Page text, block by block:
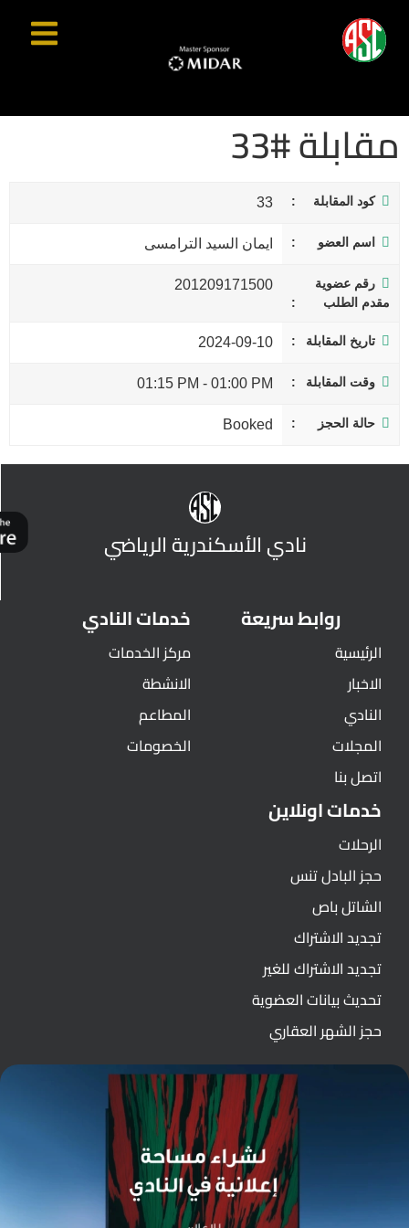
مقابلة #33
كود المقابلة 33
اسم العضو ايمان السيد الترامسى
رقم عضوية
مقدم الطلب
201209171500
تاريخ المقابلة 2024-09-10
وقت المقابلة 01:00 PM
-
01:15 PM
حالة الحجز Booked
نادي الأسكندرية الرياضي
روابط سريعة
الرئيسية
الاخبار
النادي
المجلات
اتصل بنا
خدمات النادي
مركز الخدمات
الانشطة
المطاعم
الخصومات
خدمات اونلاين
الرحلات
حجز البادل تنس
الشاتل باص
تجديد الاشتراك
تجديد الاشتراك للغير
تحديث بيانات العضوية
حجز الشهر العقاري